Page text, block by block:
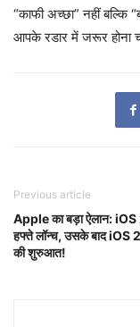
“काफी अच्छा” नहीं
आपके रडार में जरूर होना
Previous article
Apple का बड़ा ऐलान:
हफ्ते लॉन्च, उसके बाद iOS
की शुरुआत!